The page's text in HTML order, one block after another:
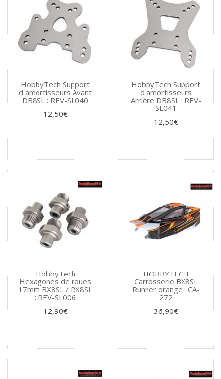
HobbyTech Support
d amortisseurs Avant
DB8SL : REV-SL040
12,50€
HobbyTech Support
d amortisseurs
Arrière DB8SL : REV-
SL041
12,50€
HobbyTech
Hexagones de roues
17mm BX8SL / RX8SL
: REV-SL006
12,90€
HOBBYTECH
Carrosserie BX8SL
Runner orange : CA-
272
36,90€